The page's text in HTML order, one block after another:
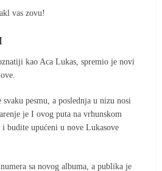
vas zovu!
kao Aca Lukas, spremio je novi
pesmu, a poslednja u nizu nosi
je I ovog puta na vrhunskom
budite upućeni u nove Lukasove
sa novog albuma, a publika je